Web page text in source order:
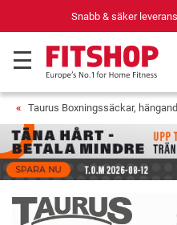
Din
Taurus Boxningssäckar,